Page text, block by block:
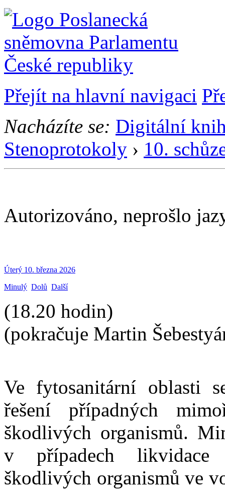
Přejít na hlavní navigaci
Nacházíte se: Digitální
Stenoprotokoly › 10.
Autorizováno, neprošlo
Úterý 10. března 2026
Minulý Dolů Další
(18.20 hodin)
(pokračuje Martin
Ve fytosanitární oblasti
řešení případných
škodlivých organismů.
v případech likvidace
škodlivých organismů ve